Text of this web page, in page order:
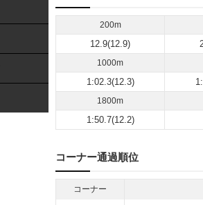
200m
12.9(12.9)
1000m
1:02.3(12.3)
1800m
1:50.7(12.2)
コーナー通過順位
コーナー